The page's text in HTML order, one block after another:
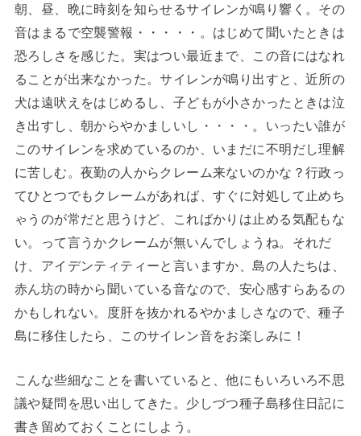
朝、昼、晩に時刻を知らせるサイレンが鳴り響く。その
音はまるで空襲警報・・・・・。はじめて聞いたときは
恐ろしさを感じた。実はつい最近まで、この音にはなれ
ることが出来なかった。サイレンが鳴り出すと、近所の
犬は遠吠えをはじめるし、子どもが小さかったときは泣
き出すし、朝からやかましいし・・・・。いったい誰が
このサイレンを求めているのか、いまだに不明だし理解
に苦しむ。夜勤の人からクレーム来ないのかな？行政っ
てひとつでもクレームがあれば、すぐに対処して止めち
ゃうのが常だと思うけど、こればかりは止める気配もな
い。って言うかクレームが無いんでしょうね。それだ
け、アイデンティティーと言いますか、島の人たちは、
赤ん坊の時から聞いている音なので、安心感すらあるの
かもしれない。度肝を抜かれるやかましさなので、種子
島に移住したら、このサイレン音をお楽しみに！
こんな些細なことを書いていると、他にもいろいろ不思
議や疑問を思い出してきた。少しづつ種子島移住日記に
書き留めておくことにしよう。